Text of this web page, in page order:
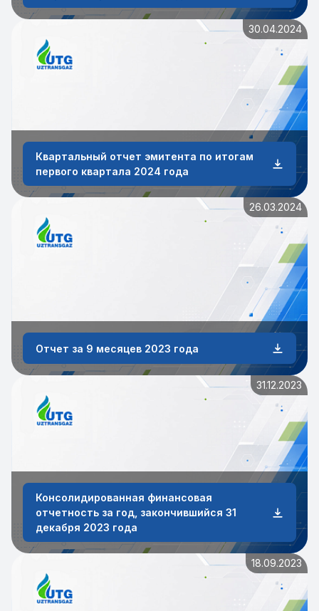
30.04.2024
Квартальный отчет эмитента по итогам
первого квартала 2024 года
26.03.2024
Отчет за 9 месяцев 2023 года
31.12.2023
Консолидированная финансовая
отчетность за год, закончившийся 31
декабря 2023 года
18.09.2023